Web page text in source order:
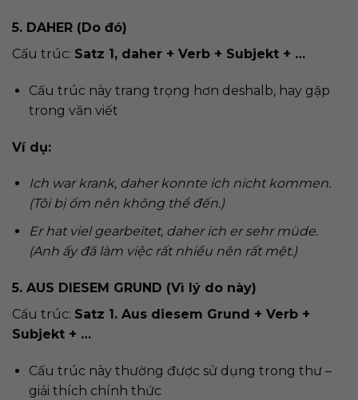
5. DAHER (Do đó)
Cấu trúc: Satz 1, daher + Verb + Subjekt + …
Cấu trúc này trang trọng hơn deshalb, hay gặp
trong văn viết
Ví dụ:
Ich war krank, daher konnte ich nicht kommen.
(Tôi bị ốm nên không thể đến.)
Er hat viel gearbeitet, daher ich er sehrmüde.
(Anh ấy đã làm việc rất nhiều nên rất mệt.)
5. AUS DIESEM GRUND (Vì lý do này)
Cấu trúc: Satz 1. Aus diesem Grund + Verb +
Subjekt + …
Cấu trúc này thường được sử dụng trong thư –
giải thích chính thức